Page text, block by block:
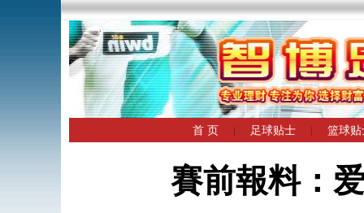
首 页 足球贴士 篮球贴
賽前報料：